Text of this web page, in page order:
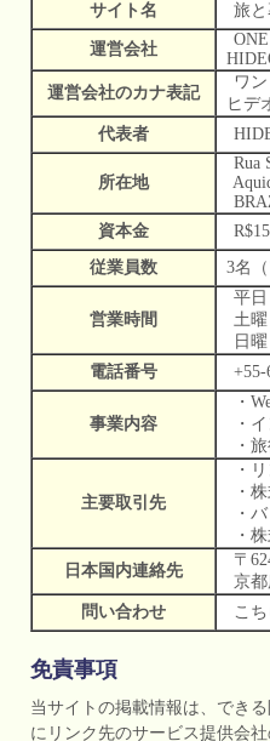
サイト名 旅と
運営会社
ONE
運営会社のカナ表記
ワン
ヒデ
代表者
所在地
Rua
資本金
従業員数
3名
営業時間
平日
土曜
日曜
電話番号
+55-
事業内容
・
・イ
・旅
主要取引先
・リ
・株
・バ
・株
日本国内連絡先
〒
京都
問い合わせ
こち
免責事項
当サイトの掲載情報は、でき
にリンク先のサービス提供会